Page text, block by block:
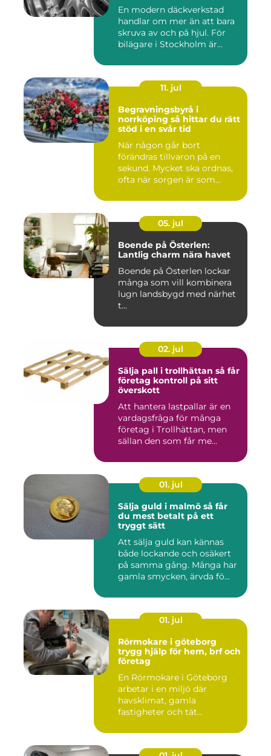
En modern däckverkstad
handlar om mer än att bara
skruva av och på hjul. För
bilägare i Stockholm är...
11. jul
Begravningsbyrå i
norrköping så hittar du rätt
stöd i en svår tid
När någon går bort
förändras tillvaron på en
sekund. Mycket ska ordnas,
ofta när sorgen är som
05. jul
Boende på Österlen:
Lantlig charm nära havet
Boende på Österlen lockar
många som vill kombinera
lugn landsbygd med närhet
t...
02. jul
Sälja pall i trollhättan så får
företag kontroll på sitt
överskott
Att hantera lastpallar är en
vardagsfråga för många
företag i Trollhättan, men
sällan den som får me...
01. jul
Sälja guld i malmö så får
du mest betalt på ett
tryggt sätt
Att sälja guld kan kännas
både lockande och osäkert
på samma gång. Många har
gamla smycken, ärvda fö...
01. jul
Rörmokare i göteborg
trygg hjälp för hem, brf och
företag
En Rörmokare i Göteborg
arbetar i en miljö där
havsklimat, gamla
fastigheter och tät